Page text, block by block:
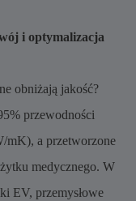
i optymalizacja
obniżają jakość?
przewodności
mK), a przetworzone
medycznego. W
EV, przemysłowe